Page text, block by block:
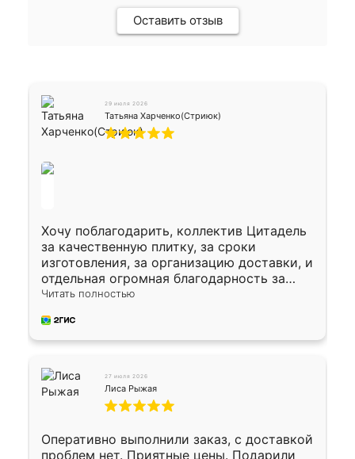
Оставить отзыв
29 июля 2026
Татьяна Харченко(Стриюк)
Хочу поблагодарить, коллектив Цитадель
за качественную плитку, за сроки
изготовления, за организацию доставки, и
отдельная огромная благодарность за
укладку плитки Оганесу, за два дня 70 кв,
Читать полностью
27 июля 2026
Лиса Рыжая
Оперативно выполнили заказ, с доставкой
проблем нет. Приятные цены. Подарили